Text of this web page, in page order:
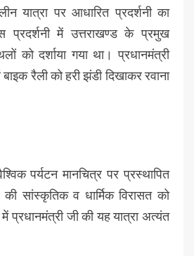
यात्रा पर आधारित प्रदर्शनी का
प्रदर्शनी में उत्तराखण्ड के प्रमुख
को दर्शाया गया था। प्रधानमंत्री
रैली को हरी झंडी दिखाकर रवाना
पर्यटन मानचित्र पर प्रस्थापित
सांस्कृतिक व धार्मिक विरासत को
प्रधानमंत्री जी की यह यात्रा अत्यंत